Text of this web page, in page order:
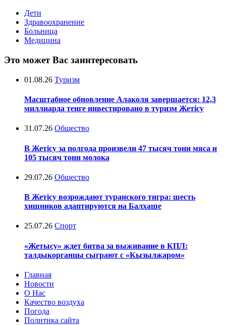
Дети
Здравоохранение
Больница
Медицина
Это может Вас заинтересовать
01.08.26 Туризм
Масштабное обновление Алаколя завершается: 12,3
миллиарда тенге инвестировано в туризм Жетісу
31.07.26 Общество
В Жетісу за полгода произвели 47 тысяч тонн мяса и
105 тысяч тонн молока
29.07.26 Общество
В Жетісу возрождают туранского тигра: шесть
хищников адаптируются на Балхаше
25.07.26 Спорт
«Жетысу» ждет битва за выживание в КПЛ:
талдыкорганцы сыграют с «Кызылжаром»
Главная
Новости
О Нас
Качество воздуха
Погода
Политика сайта